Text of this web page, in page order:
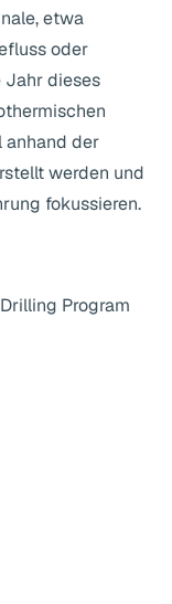
etwa
oder
Jahr dieses
anhand der
werden und
fokussieren.
Program